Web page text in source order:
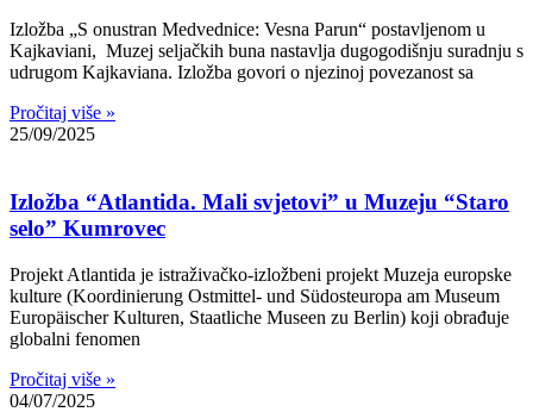
Izložba „S onustran Medvednice: Vesna Parun“ postavljenom u
Kajkaviani, Muzej seljačkih buna nastavlja dugogodišnju suradnju s
udrugom Kajkaviana. Izložba govori o njezinoj povezanost sa
Pročitaj više »
25/09/2025
Izložba “Atlantida. Mali svjetovi” u Muzeju “Staro
selo” Kumrovec
Projekt Atlantida je istraživačko-izložbeni projekt Muzeja europske
kulture (Koordinierung Ostmittel- und Südosteuropa am Museum
Europäischer Kulturen, Staatliche Museen zu Berlin) koji obrađuje
globalni fenomen
Pročitaj više »
04/07/2025